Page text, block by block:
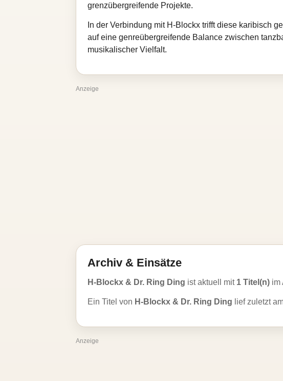
grenzübergreifende Projekte.
In der Verbindung mit H-Blockx trifft diese karibisch
auf eine genreübergreifende Balance zwischen
musikalischer Vielfalt.
Anzeige
Archiv & Einsätze
H-Blockx & Dr. Ring Ding ist aktuell mit 1 Titel(n) im
Ein Titel von H-Blockx & Dr. Ring Ding lief zuletzt
Anzeige